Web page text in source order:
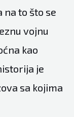
na to što se
vojnu
kao
je
sa kojima